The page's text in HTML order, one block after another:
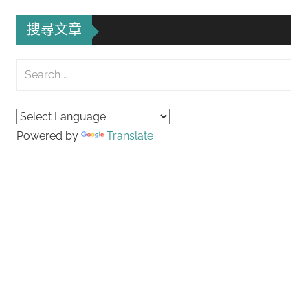
搜尋文章
Search
Powered by Translate